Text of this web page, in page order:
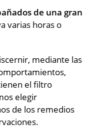
de una gran
varias horas o
mediante las
el filtro
elegir
de los remedios